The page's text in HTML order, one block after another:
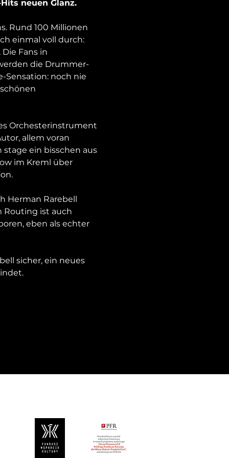
neuen Glanz.
Rund 100 Millionen
einmal voll durch:
Fans in
die Drummer-
Sensation: noch nie
Orchesterinstrument
allem voran
stage ein bisschen aus
im Kreml über
Herman Rarebell
Routing ist auch
eben als echter
sicher, ein neues